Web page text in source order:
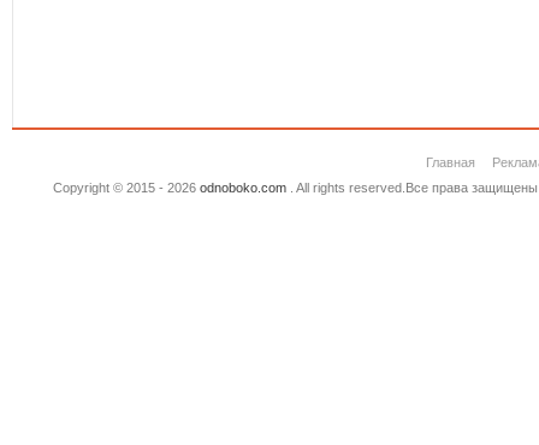
Главная
Copyright © 2015 - 2026 odnoboko.com. All rights reserved.Все права защищены.